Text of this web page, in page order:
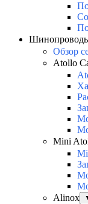
Обзор
Atollo
Mini
Alinox